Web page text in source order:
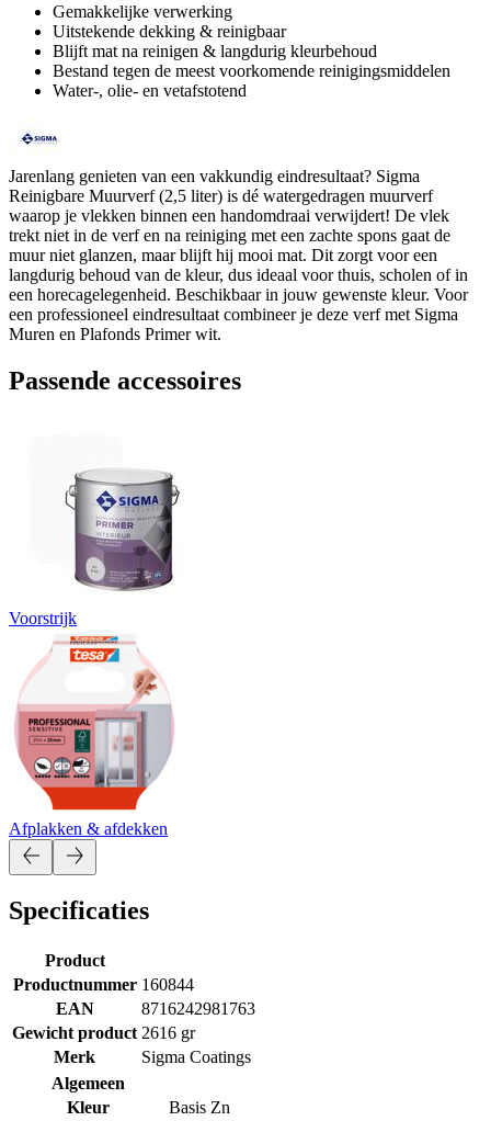
Gemakkelijke verwerking
Uitstekende dekking & reinigbaar
Blijft mat na reinigen & langdurig kleurbehoud
Bestand tegen de meest voorkomende reinigingsmiddelen
Water-, olie- en vetafstotend
Jarenlang genieten van een vakkundig eindresultaat? Sigma
Reinigbare Muurverf (2,5 liter) is dé watergedragen muurverf
waarop je vlekken binnen een handomdraai verwijdert! De vlek
trekt niet in de verf en na reiniging met een zachte spons gaat de
muur niet glanzen, maar blijft hij mooi mat. Dit zorgt voor een
langdurig behoud van de kleur, dus ideaal voor thuis, scholen of in
een horecagelegenheid. Beschikbaar in jouw gewenste kleur. Voor
een professioneel eindresultaat combineer je deze verf met Sigma
Muren en Plafonds Primer wit.
Passende accessoires
Voorstrijk
Afplakken & afdekken
Specificaties
Product
Productnummer 160844
EAN
8716242981763
Gewicht product 2616 gr
Merk
Sigma Coatings
Algemeen
Kleur
Basis Zn